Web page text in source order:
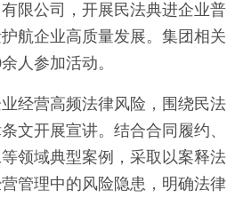
限公司，开展民法典进企业普
航企业高质量发展。集团相关
人参加活动。
经营高频法律风险，围绕民法
文开展宣讲。结合合同履约、
领域典型案例，采取以案释法
管理中的风险隐患，明确法律